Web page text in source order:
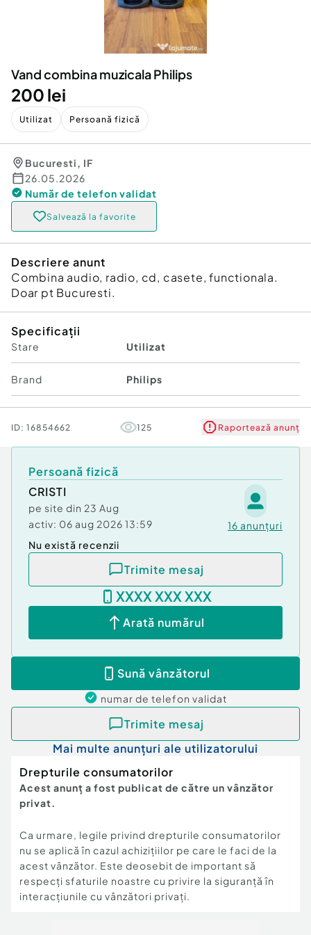
Animale de companie
Afaceri și echipamente profesionale
Inchiriere Bunuri si Vehicule
Utilaje agricole si industriale
Piese auto si accesorii
Vand combina muzicala Philips
200 lei
Utilizat Persoană fizică
Bucuresti, IF
26.05.2026
Număr de telefon validat
Salvează la favorite
Descriere anunt
Combina audio, radio, cd, casete, functionala.
Doar pt Bucuresti.
Specificații
Stare Utilizat
Brand Philips
ID: 16854662 125 Raportează anunț
Persoană fizică
CRISTI
pe site din 23 Aug
activ: 06 aug 2026 13:59 16 anunțuri
Nu există recenzii
Trimite mesaj
XXXX XXX XXX
Arată numărul
Sună vânzătorul
numar de telefon validat
Trimite mesaj
Mai multe anunțuri ale utilizatorului
Drepturile consumatorilor
Acest anunț a fost publicat de către un vânzător
privat.
Ca urmare, legile privind drepturile consumatorilor
nu se aplică în cazul achizițiilor pe care le faci de la
acest vânzător. Este deosebit de important să
respecți sfaturile noastre cu privire la siguranță în
interacțiunile cu vânzători privați.